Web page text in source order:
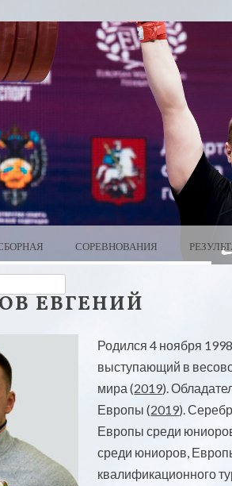
BELARUS
СОРЕВНОВАНИЯ
ЕВГЕНИЙ
Родился 4 ноября
выступающий в
мира (2019).
Европы (2019).
Европы среди
среди юниоров,
квалификационного